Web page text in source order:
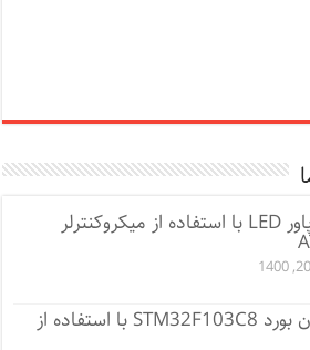
مدار دیمر پاور LED با استفاده از میکروکنترلر
پروگرم کردن بورد STM32F103C8 با استفاده از